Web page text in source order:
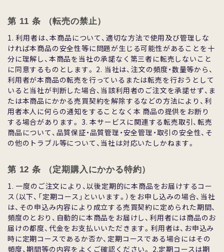
第 11 条 （転売の禁⽌）
1. 利⽤者は、本商品について、適切な⽅法で使⽤及び管理しな
ければ本商品の安全性等に問題が⽣じる可能性があることを⼗
分に理解し、本商品を当社の承諾なく第三者に転売しないこと
に同意するものとします。 2. 当社は、注⽂の頻度・数量等から、
利⽤者が本商品の転売を⾏っているまたは転売を⾏おうとして
いると当社が判断した場合、当該利⽤者のご注⽂を承諾せず、ま
たは本商品にかかる売買契約を解除するなどの⽅法により、利
⽤者本⼈に何らの通知をすることなく本 商品の提供をお断り
する場合があります。 3. 本サービスに関連する転売取引、転売
商品について、品質保証・品質管理・安全管理・取引の安全性、そ
の他のトラブル等について、当社は対応いたしかねます。
第 12 条 （定期購⼊にかかる特約）
1. ⼀度のご注⽂により、以後定期的に本商品をお届けするコー
ス（以下、「定期コース」といいます。）をお申し込みの場合、当社
は、その申込み内容により成⽴する売買契約に定められた期間、
頻度のとおり、⾃動的に本商品をお届けし、利⽤者には商品のお
届けの都度、代⾦をお⽀払いいただきます。利⽤者は、お申込み
時に定期コースであるか否か、定期コースである場合にはその
頻度、期間等の内容をよくご確認ください。 2.定期コースは期